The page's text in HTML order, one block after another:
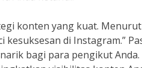
konten yang kuat. Menurut
kesuksesan di Instagram.”
bagi para pengikut